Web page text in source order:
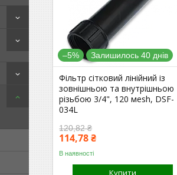
–5% Залишилось 40 днів
Фільтр сітковий лінійний із
зовнішньою та внутрішньою
різьбою 3/4", 120 мesh, DSF-
034L
120,82 ₴
114,78 ₴
В наявності
Купити